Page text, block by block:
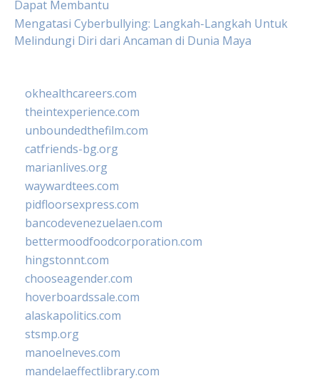
Dapat Membantu
Mengatasi Cyberbullying: Langkah-Langkah Untuk
Melindungi Diri dari Ancaman di Dunia Maya
okhealthcareers.com
theintexperience.com
unboundedthefilm.com
catfriends-bg.org
marianlives.org
waywardtees.com
pidfloorsexpress.com
bancodevenezuelaen.com
bettermoodfoodcorporation.com
hingstonnt.com
chooseagender.com
hoverboardssale.com
alaskapolitics.com
stsmp.org
manoelneves.com
mandelaeffectlibrary.com